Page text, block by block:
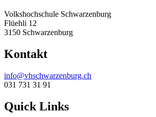
Volkshochschule Schwarzenburg
Flüehli 12
3150 Schwarzenburg
Kontakt
info@vhschwarzenburg.ch
031 731 31 91
Quick Links